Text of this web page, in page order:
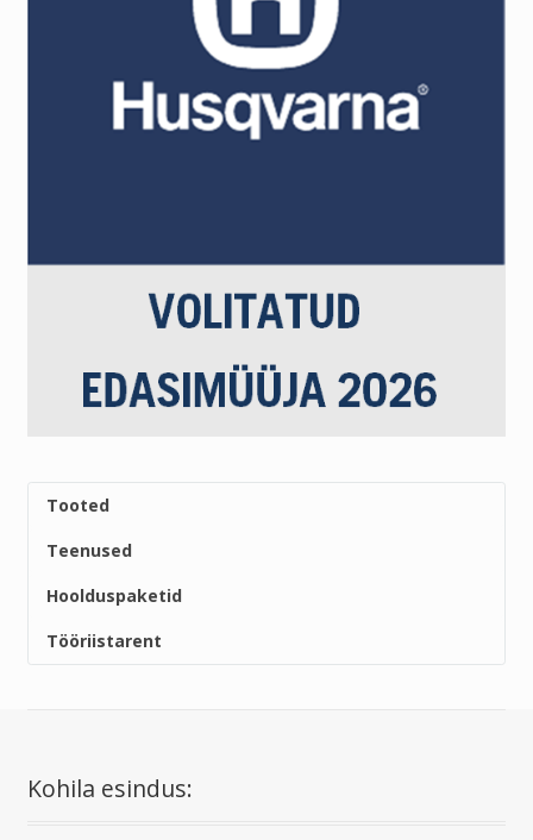
Tooted
Teenused
Hoolduspaketid
Tööriistarent
Kohila esindus: